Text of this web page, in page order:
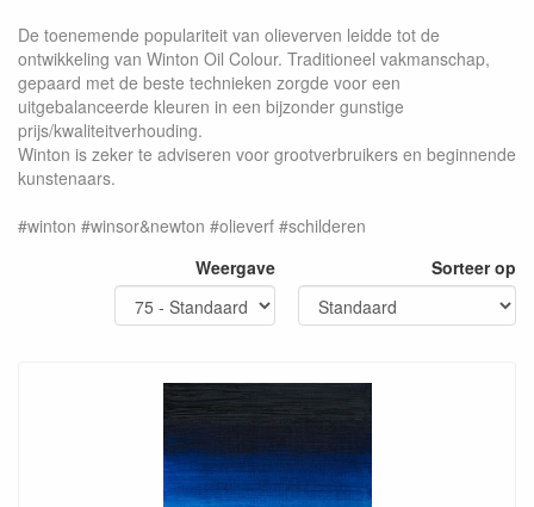
De toenemende populariteit van olieverven leidde tot de
ontwikkeling van Winton Oil Colour. Traditioneel vakmanschap,
gepaard met de beste technieken zorgde voor een
uitgebalanceerde kleuren in een bijzonder gunstige
prijs/kwaliteitverhouding.
Winton is zeker te adviseren voor grootverbruikers en beginnende
kunstenaars.
#winton #winsor&newton #olieverf #schilderen
Weergave
Sorteer op